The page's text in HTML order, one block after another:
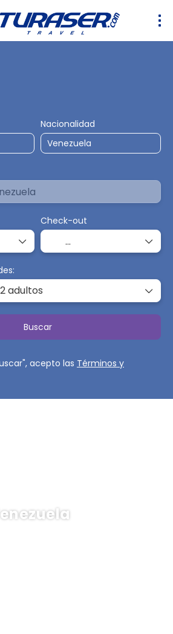
Nacionalidad
Check-out
2 adultos
Buscar
acepto las Términos y